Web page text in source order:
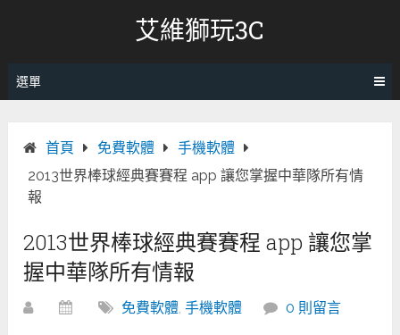
艾維獅玩3C
選單
首頁 免費軟體
手機軟體
2013世界棒球經典賽賽程 app 讓您掌握中華隊所有情
報
2013世界棒球經典賽賽程 app 讓您掌
握中華隊所有情報
免費軟體,手機軟體 0 則留言